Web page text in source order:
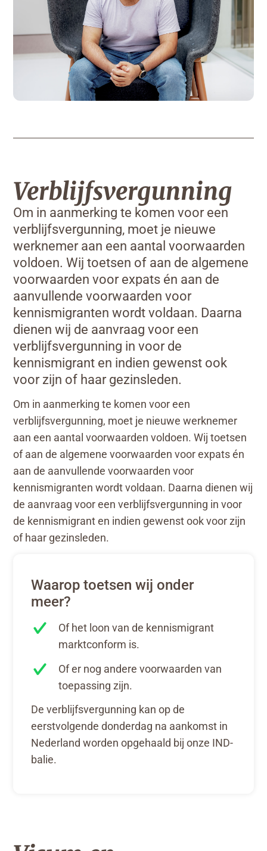
Verblijfsvergunning
Om in aanmerking te komen voor een
verblijfsvergunning, moet je nieuwe
werknemer aan een aantal voorwaarden
voldoen. Wij toetsen of aan de algemene
voorwaarden voor expats én aan de
aanvullende voorwaarden voor
kennismigranten wordt voldaan. Daarna
dienen wij de aanvraag voor een
verblijfsvergunning in voor de
kennismigrant en indien gewenst ook
voor zijn of haar gezinsleden.
Om in aanmerking te komen voor een
verblijfsvergunning, moet je nieuwe werknemer
aan een aantal voorwaarden voldoen. Wij toetsen
of aan de algemene voorwaarden voor expats én
aan de aanvullende voorwaarden voor
kennismigranten wordt voldaan. Daarna dienen wij
de aanvraag voor een verblijfsvergunning in voor
de kennismigrant en indien gewenst ook voor zijn
of haar gezinsleden.
Waarop toetsen wij onder
meer?
Of het loon van de kennismigrant
marktconform is.
Of er nog andere voorwaarden van
toepassing zijn.
De verblijfsvergunning kan op de
eerstvolgende donderdag na aankomst in
Nederland worden opgehaald bij onze IND-
balie.